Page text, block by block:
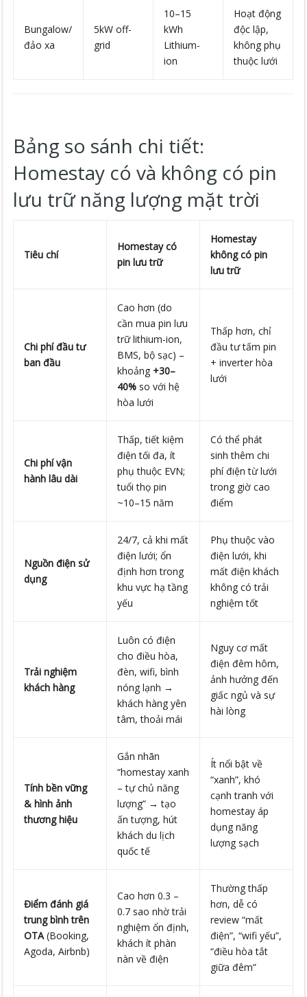
Bungalow/
đảo xa
5kW off-
grid
10–15
kWh
Lithium-
ion
Hoạt động
độc lập,
không phụ
thuộc lưới
Bảng so sánh chi tiết:
Homestay có và không có pin
lưu trữ năng lượng mặt trời
Tiêu chí
Homestaycó
pin lưu trữ
Homestay
không có pin
lưu trữ
Chi phí đầu tư
ban đầu
Cao hơn (do
cần mua pin lưu
trữ lithium-ion,
BMS, bộ sạc) –
khoảng +30–
40% so với hệ
hòa lưới
Thấp hơn, chỉ
đầu tư tấm pin
+ inverter hòa
lưới
Chi phí vận
hành lâu dài
Thấp, tiết kiệm
điện tối đa, ít
phụ thuộc EVN;
tuổi thọ pin
~10–15 năm
Có thể phát
sinh thêm chi
phí điện từ lưới
trong giờ cao
điểm
Nguồn điện sử
dụng
24/7, cả khi mất
điện lưới; ổn
định hơn trong
khu vực hạ tầng
yếu
Phụ thuộc vào
điện lưới, khi
mất điện khách
không có trải
nghiệm tốt
Trải nghiệm
khách hàng
Luôn có điện
cho điều hòa,
đèn, wifi, bình
nóng lạnh →
khách hàng yên
tâm, thoải mái
Nguy cơ mất
điện đêm hôm,
ảnh hưởng đến
giấc ngủ và sự
hài lòng
Tính bền vững
& hình ảnh
thương hiệu
Gắn nhãn
“homestay xanh
– tự chủ năng
lượng” → tạo
ấn tượng, hút
khách du lịch
quốc tế
Ít nổi bật về
“xanh”, khó
cạnh tranh với
homestay áp
dụng năng
lượng sạch
Điểm đánh giá
trung bình trên
OTA(Booking,
Agoda, Airbnb)
Cao hơn 0.3 –
0.7 sao nhờ trải
nghiệm ổn định,
khách ít phàn
nàn về điện
Thường thấp
hơn, dễ có
review “mất
điện”, “wifi yếu”,
“điều hòa tắt
giữa đêm”